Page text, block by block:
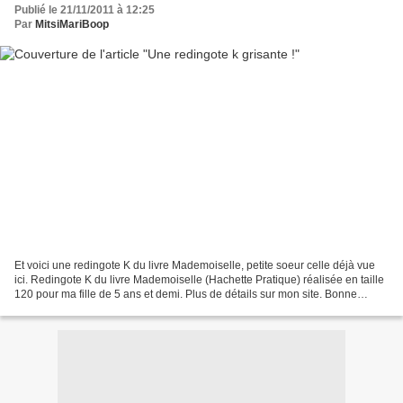
Publié le 21/11/2011 à 12:25
Par MitsiMariBoop
Et voici une redingote K du livre Mademoiselle, petite soeur celle déjà vue
ici. Redingote K du livre Mademoiselle (Hachette Pratique) réalisée en taille
120 pour ma fille de 5 ans et demi. Plus de détails sur mon site. Bonne